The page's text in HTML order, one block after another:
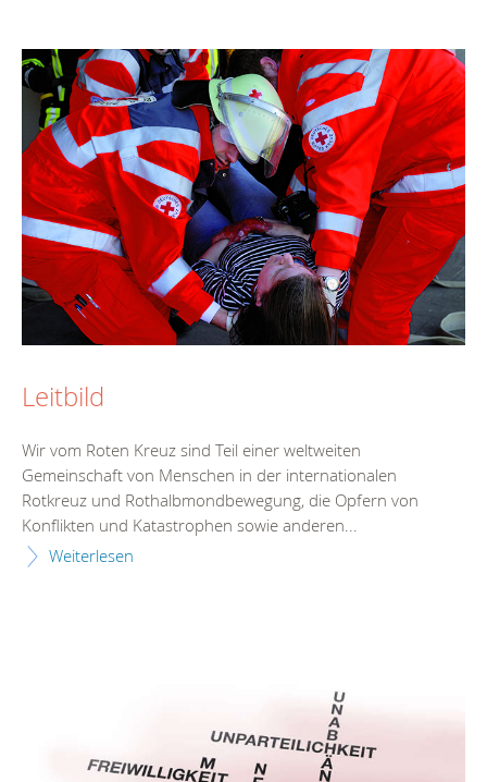
Leitbild
Wir vom Roten Kreuz sind Teil einer weltweiten
Gemeinschaft von Menschen in der internationalen
Rotkreuz und Rothalbmondbewegung, die Opfern von
Konflikten und Katastrophen sowie anderen...
Weiterlesen